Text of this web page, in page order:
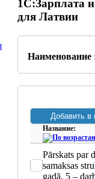
1С:Зарплата
для Латвии
Наименование
Название:
Pārskats par
samaksas
gadā, 5 –